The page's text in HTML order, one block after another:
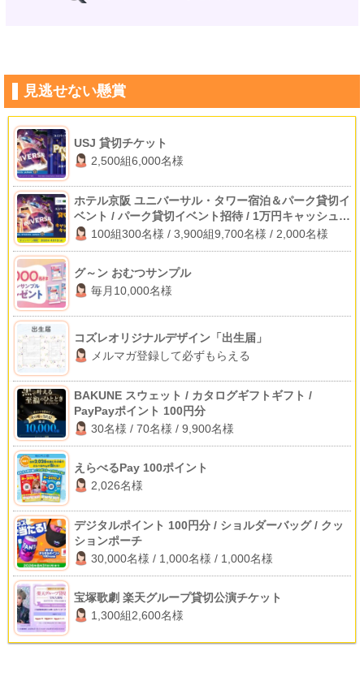
見逃せない懸賞
USJ 貸切チケット
2,500組6,000名様
ホテル京阪 ユニバーサル・タワー宿泊＆パーク貸切イ
ベント / パーク貸切イベント招待 / 1万円キャッシュバ
ック100組300名様 / 3,900組9,700名様 / 2,000名様
グ～ン おむつサンプル
毎月10,000名様
コズレオリジナルデザイン「出生届」
メルマガ登録して必ずもらえる
BAKUNE スウェット / カタログギフトギフト /
PayPayポイント 100円分
30名様 / 70名様 / 9,900名様
えらべるPay 100ポイント
2,026名様
デジタルポイント 100円分 / ショルダーバッグ / クッ
ションポーチ
30,000名様 / 1,000名様 / 1,000名様
宝塚歌劇 楽天グループ貸切公演チケット
1,300組2,600名様